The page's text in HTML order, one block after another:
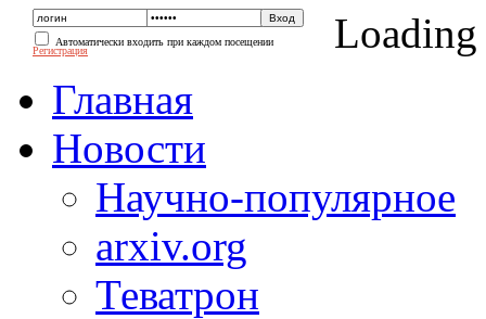
Автоматически входить при каждом посещении
Регистрация
Loading
Главная
Новости
Научно-популярное
arxiv.org
Теватрон